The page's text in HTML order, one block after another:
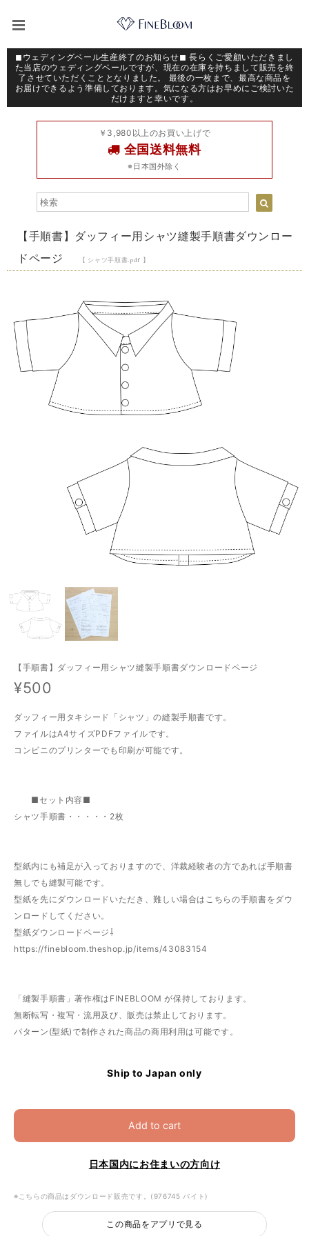
◼︎ウェディングベール生産終了のお知らせ◼︎ 長らくご愛顧いただきまし
た当店のウェディングベールですが、現在の在庫を持ちまして販売を終
了させていただくこととなりました。 最後の一枚まで、最高な商品を
お届けできるよう準備しております。気になる方はお早めにご検討いた
だけますと幸いです。
￥3,980以上のお買い上げで
全国送料無料
※日本国外除く
【手順書】ダッフィー用シャツ縫製手順書ダウンロー
ドページ
【 シャツ手順書.pdf 】
【手順書】ダッフィー用シャツ縫製手順書ダウンロードページ
¥500
ダッフィー用タキシード「シャツ」の縫製手順書です。
ファイルはA4サイズPDFファイルです。
コンビニのプリンターでも印刷が可能です。
■セット内容■
シャツ手順書・・・・・2枚
型紙内にも補足が入っておりますので、洋裁経験者の方であれば手順書
無しでも縫製可能です。
型紙を先にダウンロードいただき、難しい場合はこちらの手順書をダウ
ンロードしてください。
型紙ダウンロードページ⇩
https://finebloom.theshop.jp/items/43083154
「縫製手順書」著作権はFINEBLOOM が保持しております。
無断転写・複写・流用及び、販売は禁止しております。
パターン(型紙)で制作された商品の商用利用は可能です。
Ship to Japan only
Add to cart
日本国内にお住まいの方向け
※こちらの商品はダウンロード販売です。(976745 バイト)
この商品をアプリで見る